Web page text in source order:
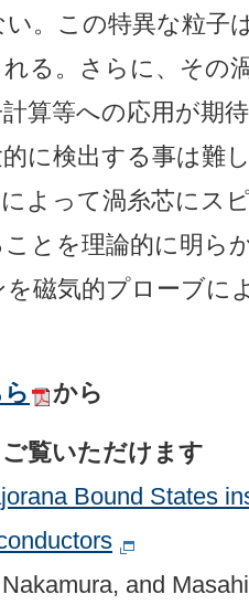
。この特異な粒子
る。さらに、その
算等への応用が期
に検出する事は難
よって渦糸芯にス
とを理論的に明ら
磁気的プローブに
から
覧いただけます
Bound States
and